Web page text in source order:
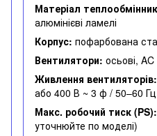
Матеріал
алюмінієві ламелі
Корпус: пофарбована
Вентилятори: осьові,
Живлення вентиляторів:
або 400 В ~ 3 ф / 50–60
Макс. робочий тиск (PS):
уточнюйте по моделі)